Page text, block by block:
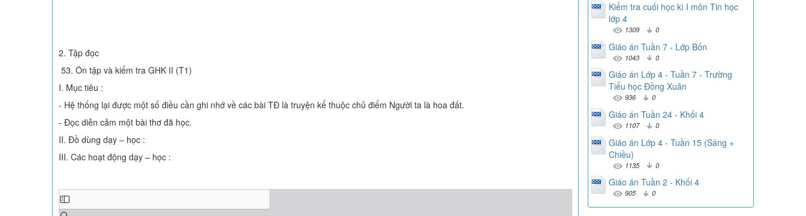
2. Tập đọc
53. Ôn tập và kiểm tra GHK II (T1)
I. Mục tiêu :
- Hệ thống lại được một số điều cần ghi nhớ về các bài TĐ là truyện kể thuộc chủ điểm Người ta là hoa đất.
- Đọc diễn cảm một bài thơ đã học.
II. Đồ dùng dạy – học :
III. Các hoạt động dạy – học :
Kiểm tra cuối học kì I môn Tin học
lớp 4
1309 0
Giáo án Tuần 7 - Lớp Bốn
1043 0
Giáo án Lớp 4 - Tuần 7 - Trường
Tiểu học Đồng Xuân
936 0
Giáo án Tuần 24 - Khối 4
1107 0
Giáo án Lớp 4 - Tuần 15 (Sáng +
Chiều)
1135 0
Giáo án Tuần 2 - Khối 4
905 0